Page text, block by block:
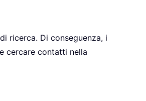
ricerca. Di conseguenza, i
cercare contatti nella